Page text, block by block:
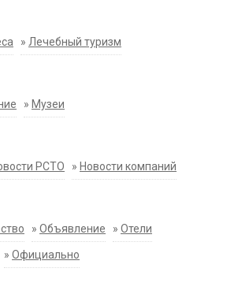
» Лечебный туризм
» Музеи
РСТО » Новости компаний
» Объявление » Отели
» Официально